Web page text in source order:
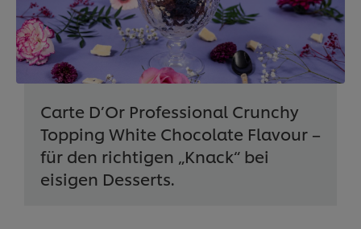
Carte D’Or Professional Crunchy
Topping White Chocolate Flavour –
für den richtigen „Knack“ bei
eisigen Desserts.